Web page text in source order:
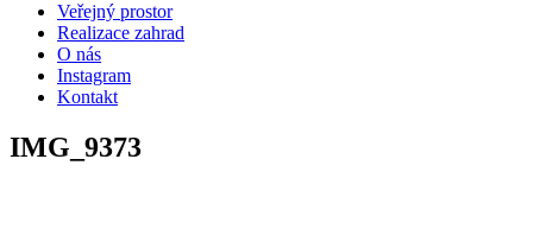
Veřejný prostor
Realizace zahrad
O nás
Instagram
Kontakt
IMG_9373